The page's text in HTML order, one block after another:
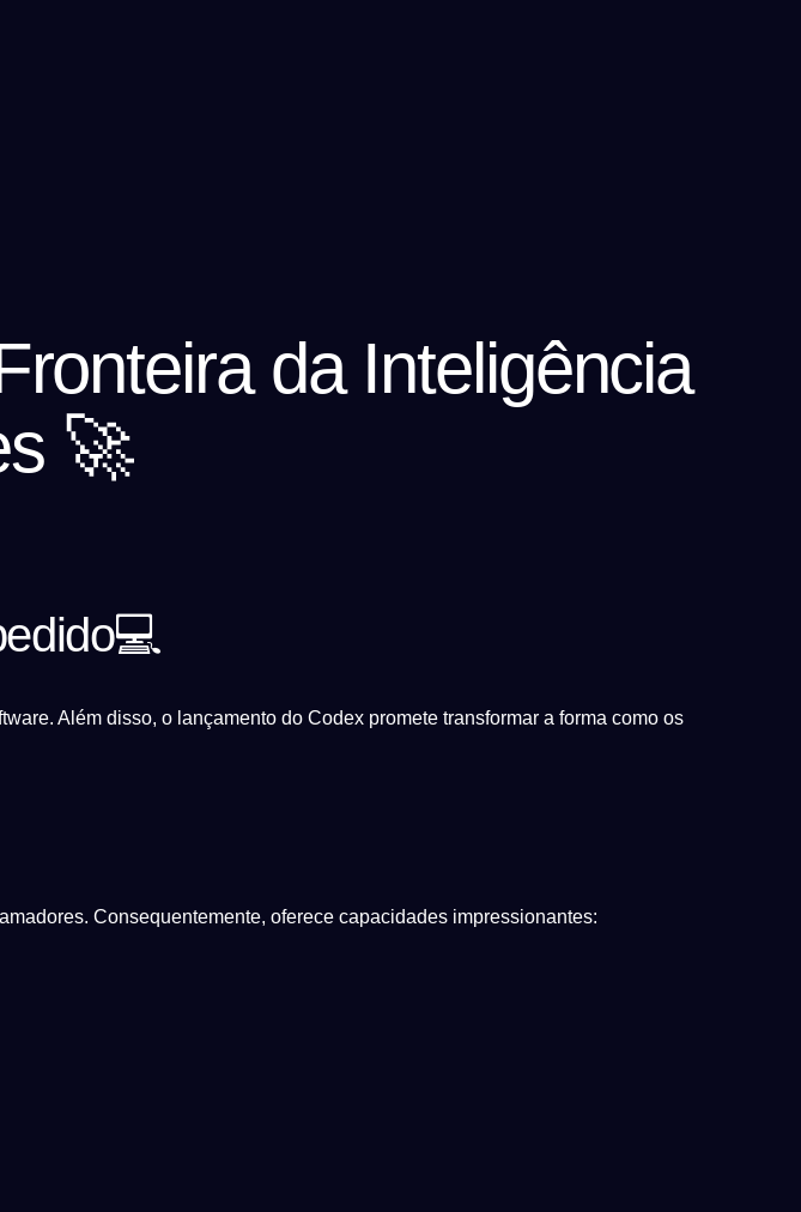
da Inteligência
🚀
Além disso, o lançamento do Codex promete transformar a forma como os
Consequentemente, oferece capacidades impressionantes: